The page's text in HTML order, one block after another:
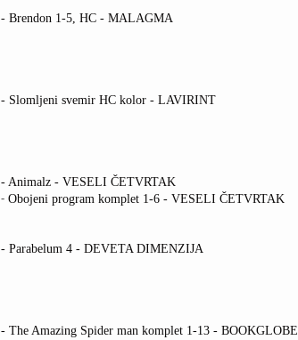
- Brendon 1-5, HC - MALAGMA
- Slomljeni svemir HC kolor - LAVIRINT
- Animalz - VESELI ČETVRTAK
- Obojeni program komplet 1-6 - VESELI ČETVRTAK
- Parabelum 4 - DEVETA DIMENZIJA
- The Amazing Spider man komplet 1-13 - BOOKGLOBE